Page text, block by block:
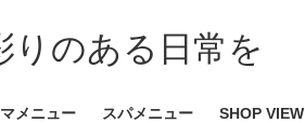
りのある日常を
メニュー スパメニュー SHOP VIEW